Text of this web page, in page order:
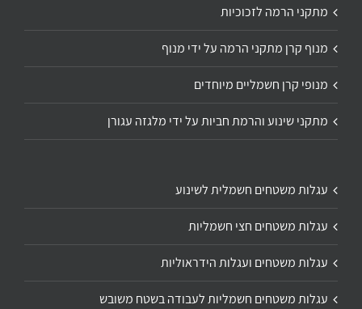
מתקני הרמה לזכוכיות
מנוף קרן מתקני הרמה על ידי מנוף
מנופי קרן חשמליים מיוחדים
מתקני שינוע והרמת חביות על ידי מלגזה עגורן
עגלות משטחים חשמלית לשינוע
עגלות משטחים חצי חשמליות
עגלות משטחים ועגלות הידראוליות
עגלות משטחים חשמליות לעבודה בשטח משובש